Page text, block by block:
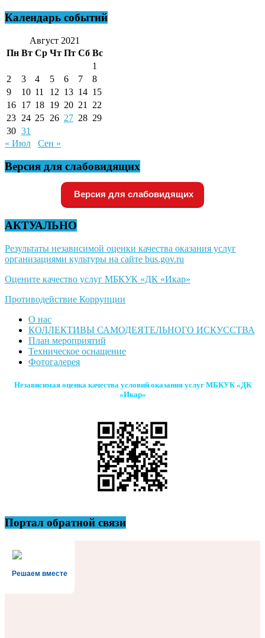
Календарь событий
Август 2021
Пн Вт Ср Чт Пт Сб Вс
1
2
3 4 5 6 7
8
9
10 11 12 13 14 15
16 17 18 19 20 21
22
23 24 25 26 27 28 29
30 31
« Июл
Сен »
Версия для слабовидящих
Версия для слабовидящих
АКТУАЛЬНО
Результаты независимой оценки качества оказания услуг
организациями культуры на сайте bus.gov.ru
Оцените качество услуг МБКУК «ДК «Икар»
Противодействие Коррупции
О нас
КОЛЛЕКТИВЫ САМОДЕЯТЕЛЬНОГО ИСКУССТВА
План мероприятий
Техническое оснащение
Фотогалерея
Независимая оценка качества условий оказания услуг МБКУК «ДК
«Икар»
Портал обратной связи
Решаем вместе